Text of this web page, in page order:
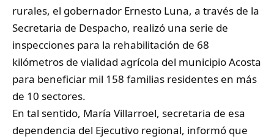
rurales, el gobernador Ernesto Luna, a través de la
Secretaria de Despacho, realizó una serie de
inspecciones para la rehabilitación de 68
kilómetros de vialidad agrícola del municipio Acosta
para beneficiar mil 158 familias residentes en más
de 10 sectores.
En tal sentido, María Villarroel, secretaria de esa
dependencia del Ejecutivo regional, informó que